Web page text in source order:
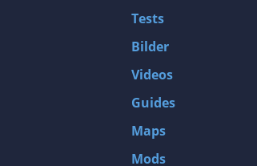
Tests
Bilder
Videos
Guides
Maps
Mods